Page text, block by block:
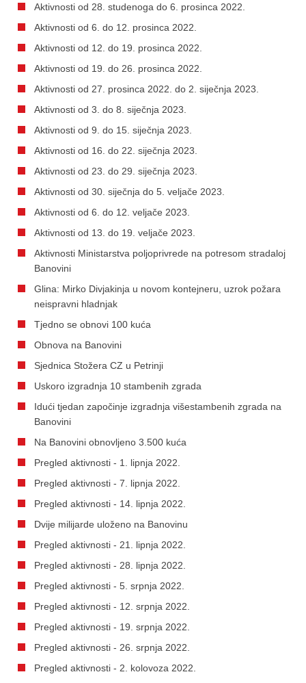
Aktivnosti od 28. studenoga do 6. prosinca 2022.
Aktivnosti od 6. do 12. prosinca 2022.
Aktivnosti od 12. do 19. prosinca 2022.
Aktivnosti od 19. do 26. prosinca 2022.
Aktivnosti od 27. prosinca 2022. do 2. siječnja 2023.
Aktivnosti od 3. do 8. siječnja 2023.
Aktivnosti od 9. do 15. siječnja 2023.
Aktivnosti od 16. do 22. siječnja 2023.
Aktivnosti od 23. do 29. siječnja 2023.
Aktivnosti od 30. siječnja do 5. veljače 2023.
Aktivnosti od 6. do 12. veljače 2023.
Aktivnosti od 13. do 19. veljače 2023.
Aktivnosti Ministarstva poljoprivrede na potresom stradaloj
Banovini
Glina: Mirko Divjakinja u novom kontejneru, uzrok požara
neispravni hladnjak
Tjedno se obnovi 100 kuća
Obnova na Banovini
Sjednica Stožera CZ u Petrinji
Uskoro izgradnja 10 stambenih zgrada
Idući tjedan započinje izgradnja višestambenih zgrada na
Banovini
Na Banovini obnovljeno 3.500 kuća
Pregled aktivnosti - 1. lipnja 2022.
Pregled aktivnosti - 7. lipnja 2022.
Pregled aktivnosti - 14. lipnja 2022.
Dvije milijarde uloženo na Banovinu
Pregled aktivnosti - 21. lipnja 2022.
Pregled aktivnosti - 28. lipnja 2022.
Pregled aktivnosti - 5. srpnja 2022.
Pregled aktivnosti - 12. srpnja 2022.
Pregled aktivnosti - 19. srpnja 2022.
Pregled aktivnosti - 26. srpnja 2022.
Pregled aktivnosti - 2. kolovoza 2022.